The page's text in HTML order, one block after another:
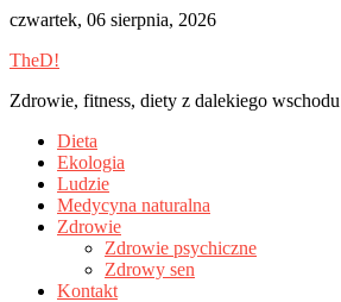
Skip
content
czwartek, 06 sierpnia, 2026
TheD!
Zdrowie, fitness, diety z dalekiego
Dieta
Ekologia
Ludzie
Medycyna naturalna
Zdrowie
Zdrowie psychiczne
Zdrowy sen
Kontakt